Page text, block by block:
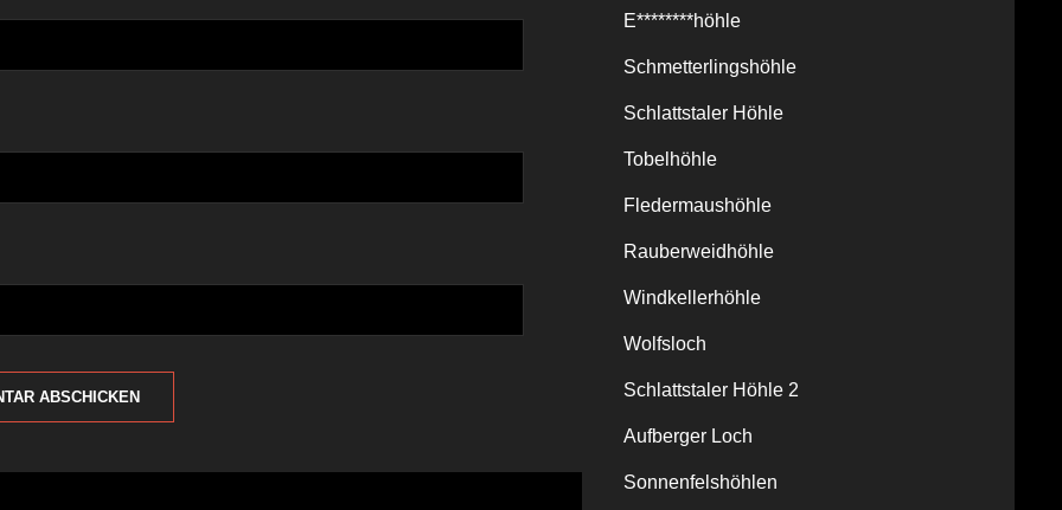
E********höhle
Schmetterlingshöhle
Schlattstaler Höhle
Tobelhöhle
Fledermaushöhle
Rauberweidhöhle
Windkellerhöhle
Wolfsloch
Schlattstaler Höhle 2
Aufberger Loch
Sonnenfelshöhlen